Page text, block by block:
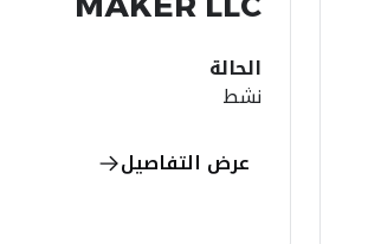
الحالة
نشط
عرض التفاصيل